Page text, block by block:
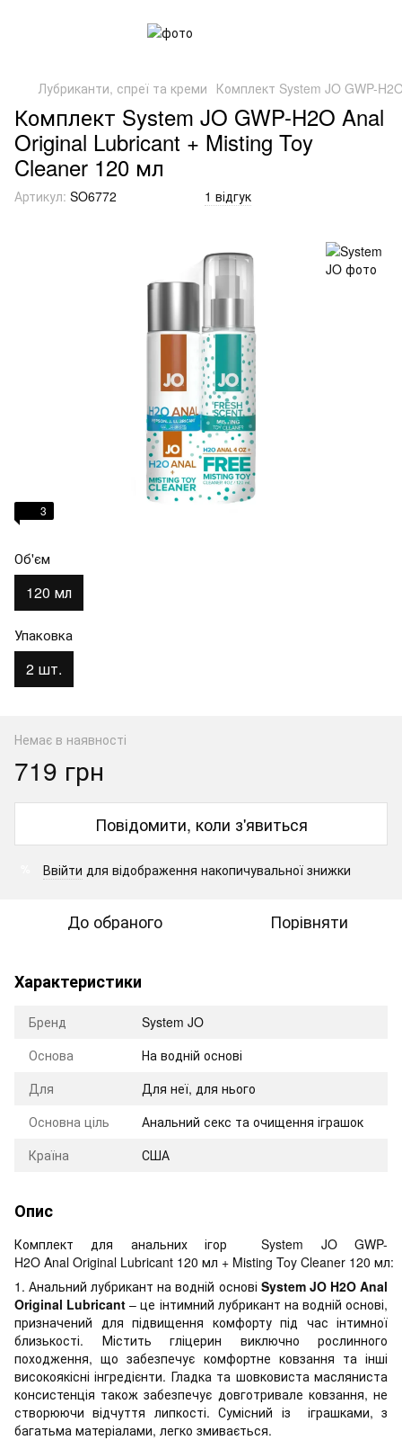
Лубриканти, спреї та креми Комплект System JO GWP-
Комплект System JO GWP-H2O Anal
Original Lubricant + Misting Toy
Cleaner 120 мл
Артикул: SO6772 1 відгук
3
Об'єм
120 мл
Упаковка
2 шт.
Немає в наявності
719 грн
Повідомити, коли з'явиться
Ввійти для відображення накопичувальної знижки
До обраного Порівняти
Характеристики
Бренд
System JO
Оснoва
На водній основі
Для
Для неї, для нього
Основна ціль
Анальний секс та очищення іграшок
Країна
США
Опис
Комплект для анальних ігор System JO GWP-
H2O Anal Original Lubricant 120 мл + Misting Toy Cleaner 120 мл:
1. Анальний лубрикант на водній основі System JO H2O Anal
Original Lubricant – це інтимний лубрикант на водній основі,
призначений для підвищення комфорту під час інтимної
близькості. Містить гліцерин виключно рослинного
походження, що забезпечує комфортне ковзання та інші
високоякісні інгредієнти. Гладка та шовковиста масляниста
консистенція також забезпечує довготривале ковзання, не
створюючи відчуття липкості. Сумісний із іграшками, з
багатьма матеріалами, легко змивається.